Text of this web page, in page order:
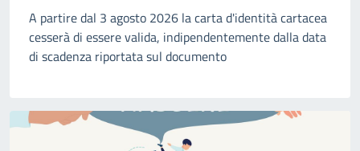
A partire dal 3 agosto 2026 la carta d'identità cartacea
cesserà di essere valida, indipendentemente dalla data
di scadenza riportata sul documento